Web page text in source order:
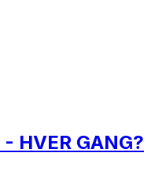
HVER GANG?